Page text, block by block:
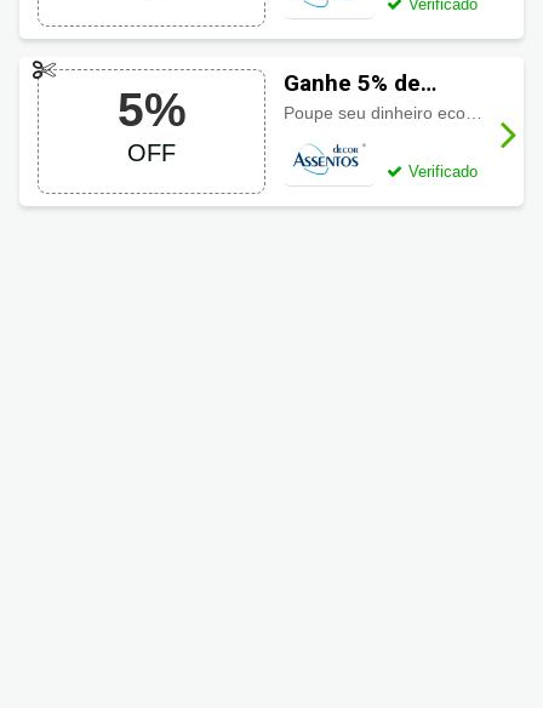
Verificado
5%
OFF
Ganhe 5% de
Desconto com
Cupom Decor
Assentos
Verificado